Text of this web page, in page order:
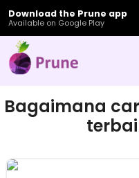
Download the Prune app
Available on Google Play
Bagaimana